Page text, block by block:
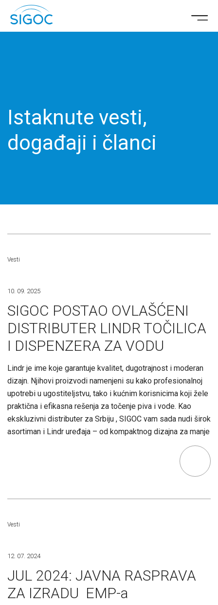
Istaknute vesti,
događaji i članci
Vesti
10. 09. 2025
SIGOC POSTAO OVLAŠĆENI
DISTRIBUTER LINDR TOČILICA
I DISPENZERA ZA VODU
Lindr je ime koje garantuje kvalitet, dugotrajnost i moderan
dizajn. Njihovi proizvodi namenjeni su kako profesionalnoj
upotrebi u ugostiteljstvu, tako i kućnim korisnicima koji žele
praktična i efikasna rešenja za točenje piva i vode. Kao
ekskluzivni distributer za Srbiju , SIGOC vam sada nudi širok
asortiman i Lindr uređaja – od kompaktnog dizajna za manje
Vesti
12. 07. 2024
JUL 2024: JAVNA RASPRAVA
ZA IZRADU EMP-a